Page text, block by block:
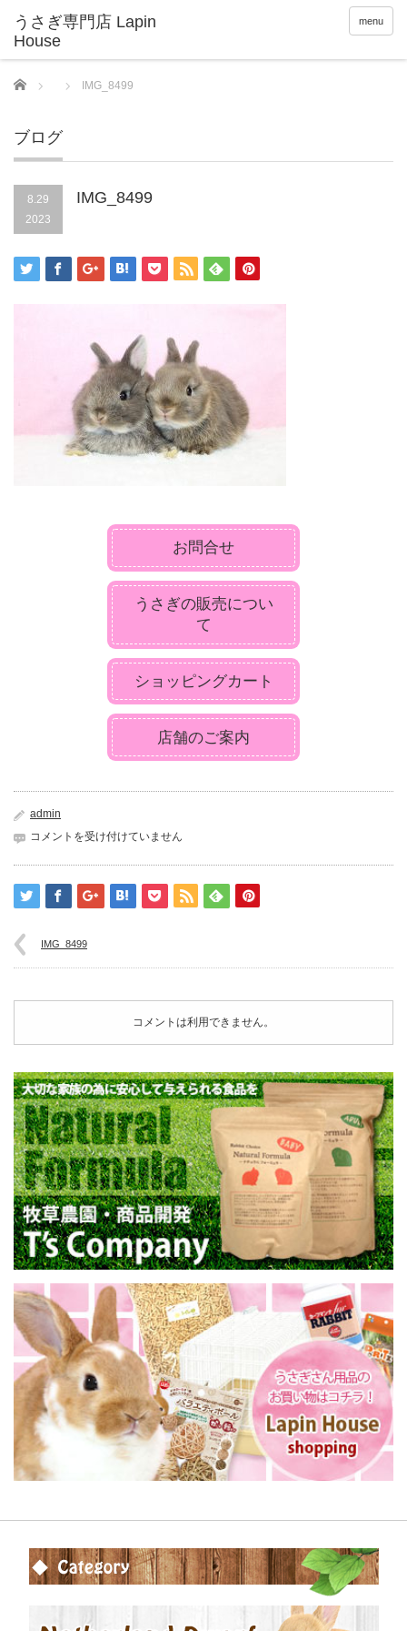
menu
Home IMG_8499
ブログ
8.29
2023
IMG_8499
お問合せ
うさぎの販売につい
て
ショッピングカート
店舗のご案内
admin
IMG_8499
コメントを受け付けていません
IMG_8499
コメントは利用できません。